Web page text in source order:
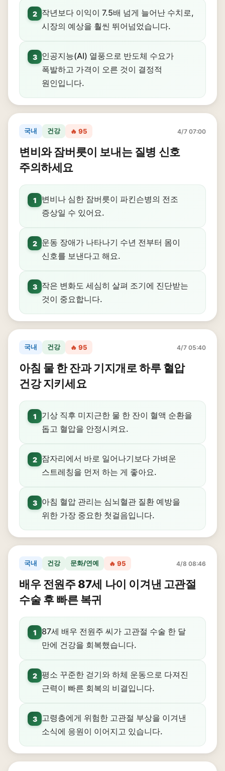
2
작년보다 이익이 7.5배 넘게 늘어난 수치로,
시장의 예상을 훨씬 뛰어넘었습니다.
3
인공지능(AI) 열풍으로 반도체 수요가
폭발하고 가격이 오른 것이 결정적
원인입니다.
국내 건강 🔥 95 4/7 07:00
변비와 잠버릇이 보내는 질병 신호
주의하세요
1
변비나 심한 잠버릇이 파킨슨병의 전조
증상일 수 있어요.
2
운동 장애가 나타나기 수년 전부터 몸이
신호를 보낸다고 해요.
3
작은 변화도 세심히 살펴 조기에 진단받는
것이 중요합니다.
국내 건강 🔥 95 4/7 05:40
아침 물 한 잔과 기지개로 하루 혈압
건강 지키세요
1
기상 직후 미지근한 물 한 잔이 혈액 순환을
돕고 혈압을 안정시켜요.
2
잠자리에서 바로 일어나기보다 가벼운
스트레칭을 먼저 하는 게 좋아요.
3
아침 혈압 관리는 심뇌혈관 질환 예방을
위한 가장 중요한 첫걸음입니다.
국내 건강 문화/연예 🔥 95 4/8 08:46
배우 전원주 87세 나이 이겨낸 고관절
수술 후 빠른 복귀
1
87세 배우 전원주 씨가 고관절 수술 한 달
만에 건강을 회복했습니다.
2 평소 꾸준한 걷기와 하체 운동으로 다져진
근력이 빠른 회복의 비결입니다.
3
고령층에게 위험한 고관절 부상을 이겨낸
소식에 응원이 이어지고 있습니다.